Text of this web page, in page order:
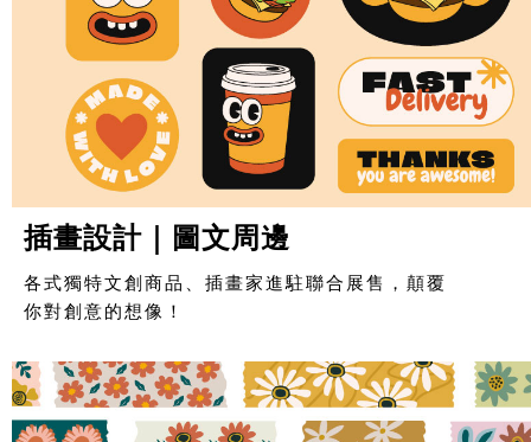
插畫設計｜圖文周邊
各式獨特文創商品、插畫家進駐聯合展售，顛覆
你對創意的想像！